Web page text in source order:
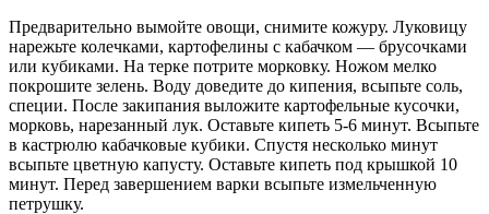
Предварительно вымойте овощи, снимите кожуру. Луковицу
нарежьте колечками, картофелины с кабачком — брусочками
или кубиками. На терке потрите морковку. Ножом мелко
покрошите зелень. Воду доведите до кипения, всыпьте соль,
специи. После закипания выложите картофельные кусочки,
морковь, нарезанный лук. Оставьте кипеть 5-6 минут. Всыпьте
в кастрюлю кабачковые кубики. Спустя несколько минут
всыпьте цветную капусту. Оставьте кипеть под крышкой 10
минут. Перед завершением варки всыпьте измельченную
петрушку.